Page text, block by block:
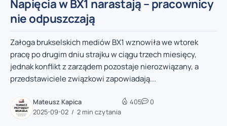
Napięcia w BX1 narastają – pracownicy
nie odpuszczają
Załoga brukselskich mediów BX1 wznowiła we wtorek
pracę po drugim dniu strajku w ciągu trzech miesięcy,
jednak konflikt z zarządem pozostaje nierozwiązany, a
przedstawiciele związkowi zapowiadają...
Mateusz Kapica
2025-09-02
2 min czytania
405 0